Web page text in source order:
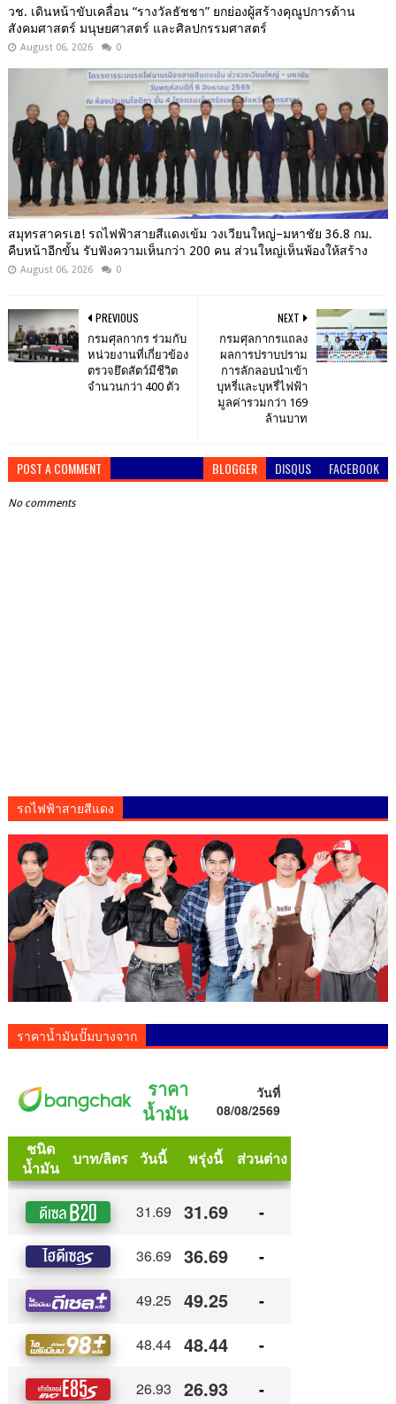
วช. เดินหน้าขับเคลื่อน “รางวัลธัชชา” ยกย่องผู้สร้างคุณูปการด้าน
สังคมศาสตร์ มนุษยศาสตร์ และศิลปกรรมศาสตร์
August 06, 2026 0
สมุทรสาครเฮ! รถไฟฟ้าสายสีแดงเข้ม วงเวียนใหญ่–มหาชัย 36.8 กม.
คืบหน้าอีกขั้น รับฟังความเห็นกว่า 200 คน ส่วนใหญ่เห็นพ้องให้สร้าง
August 06, 2026 0
NEXT
กรมศุลกากรแถลง
ผลการปราบปราม
การลักลอบนำเข้า
บุหรี่และบุหรี่ไฟฟ้า
มูลค่ารวมกว่า 169
ล้านบาท
PREVIOUS
กรมศุลกากร ร่วมกับ
หน่วยงานที่เกี่ยวข้อง
ตรวจยึดสัตว์มีชีวิต
จำนวนกว่า 400 ตัว
POST A COMMENT BLOGGER DISQUS FACEBOOK
No comments
รถไฟฟ้าสายสีแดง
ราคาน้ำมันปั๊มบางจาก